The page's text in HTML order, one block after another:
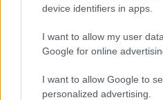
device identifiers in apps.
I want to allow my user
Google for online
I want to allow Google to
personalized advertising.
Controlli rafforzati
arresti e 135
Tre milioni di
nuove aule nelle